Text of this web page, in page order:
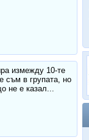
измежду 10-те
съм в групата, но
не е казал...